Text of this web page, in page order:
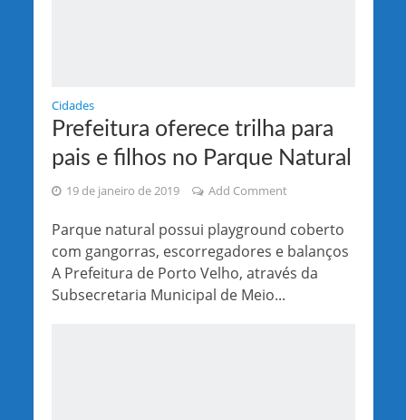
Cidades
Prefeitura oferece trilha para
pais e filhos no Parque Natural
19 de janeiro de 2019 Add Comment
Parque natural possui playground coberto
com gangorras, escorregadores e balanços
A Prefeitura de Porto Velho, através da
Subsecretaria Municipal de Meio...